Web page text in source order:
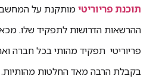
תוכנת פריוריטימותקנת על
ההרשאות הדרושות לתפקיד שלו.
פריוריטי תפקיד מהותי בכל חברה
בקבלת הרבה מאד החלטות מהותיות.